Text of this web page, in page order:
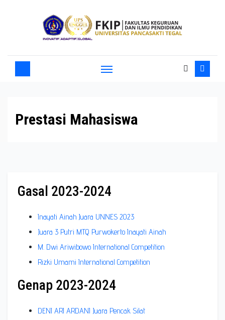
Prestasi Mahasiswa
Gasal 2023-2024
Inayati Ainah Juara UNNES 2023
Juara 3 Putri MTQ Purwokerto Inayati Ainah
M. Dwi Ariwibowo International Competition
Rizki Umami International Competition
Genap 2023-2024
DENI ARI ARDANI Juara Pencak Silat